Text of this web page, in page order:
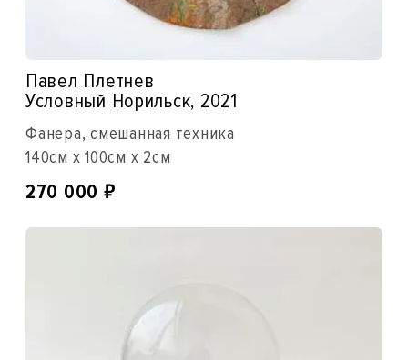
Павел Плетнев
Условный Норильск, 2021
Фанера, смешанная техника
140см x 100см x 2см
270 000 ₽